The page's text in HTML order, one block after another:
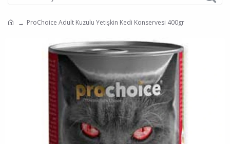
ProChoice Adult Kuzulu Yetişkin Kedi Konservesi 400gr